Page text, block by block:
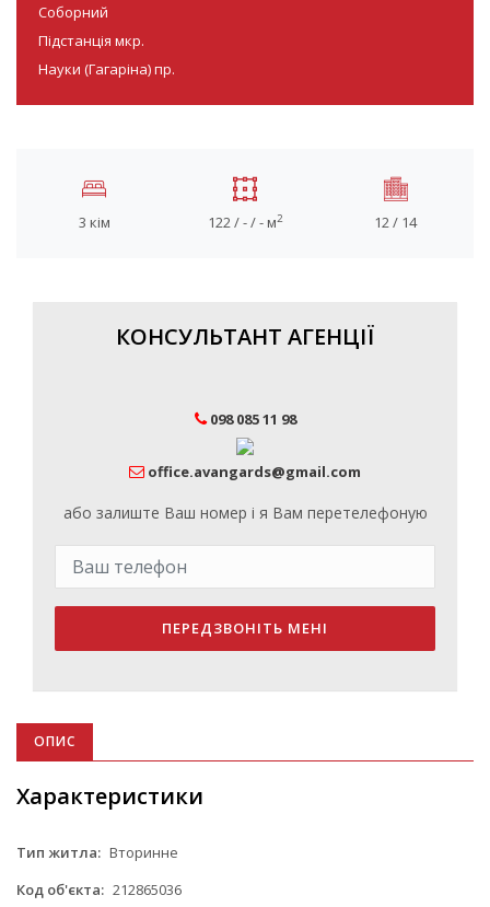
Соборний
Підстанція мкр.
Науки (Гагаріна) пр.
3 кім 122 / - / - м2 12 / 14
КОНСУЛЬТАНТ АГЕНЦІЇ
098 085 11 98
office.avangards@gmail.com
або залиште Ваш номер і я Вам перетелефоную
ПЕРЕДЗВОНІТЬ МЕНІ
ОПИС
Характеристики
Тип житла: Вторинне
Код об'єкта: 212865036